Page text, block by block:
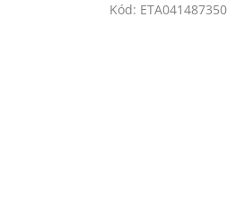
Kód: ETA041487350